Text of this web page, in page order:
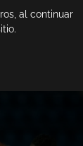
al continuar